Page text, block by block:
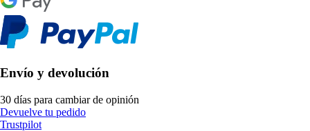
Envío y devolución
30 días para cambiar de opinión
Devuelve tu pedido
Trustpilot